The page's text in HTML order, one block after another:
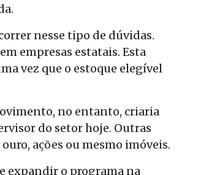
nesse tipo de dúvidas.
empresas estatais. Esta
vez que o estoque elegível
no entanto, criaria
do setor hoje. Outras
ações ou mesmo imóveis.
expandir o programa na